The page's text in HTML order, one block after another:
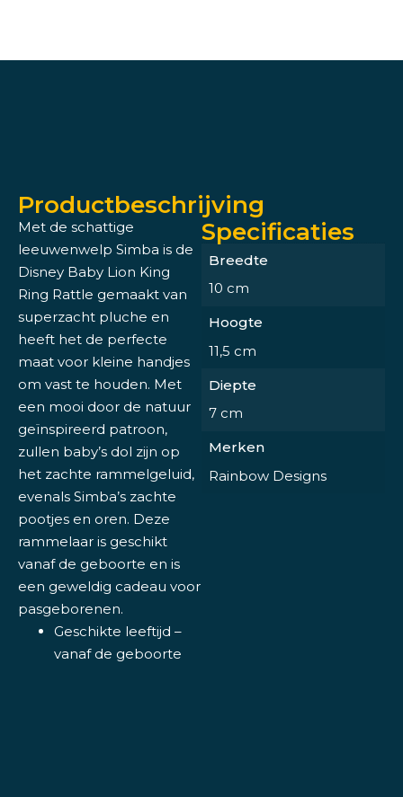
Productbeschrijving
Met de schattige
leeuwenwelp Simba is de
Disney Baby Lion King
Ring Rattle gemaakt van
superzacht pluche en
heeft het de perfecte
maat voor kleine handjes
om vast te houden. Met
een mooi door de natuur
geïnspireerd patroon,
zullen baby’s dol zijn op
het zachte rammelgeluid,
evenals Simba’s zachte
pootjes en oren. Deze
rammelaar is geschikt
vanaf de geboorte en is
een geweldig cadeau voor
pasgeborenen.
Geschikte leeftijd –
vanaf de geboorte
Specificaties
Breedte
10 cm
Hoogte
11,5 cm
Diepte
7 cm
Merken
Rainbow Designs